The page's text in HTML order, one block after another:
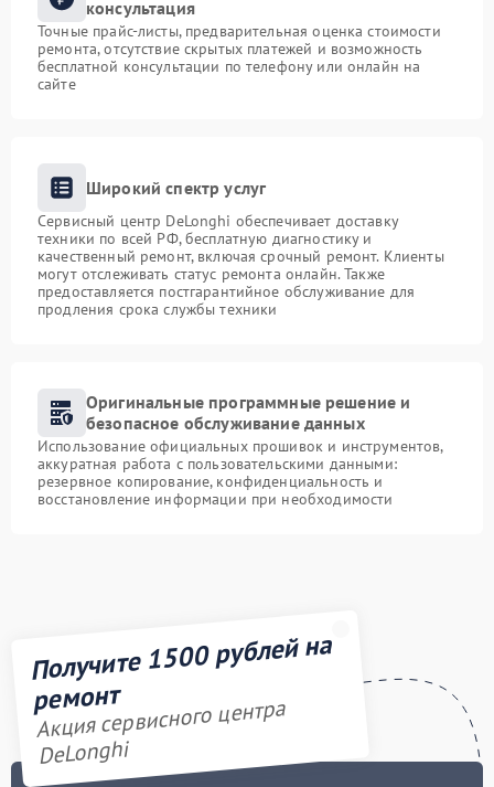
консультация
Точные прайс-листы, предварительная оценка стоимости
ремонта, отсутствие скрытых платежей и возможность
бесплатной консультации по телефону или онлайн на
сайте
Широкий спектр услуг
Сервисный центр DeLonghi обеспечивает доставку
техники по всей РФ, бесплатную диагностику и
качественный ремонт, включая срочный ремонт. Клиенты
могут отслеживать статус ремонта онлайн. Также
предоставляется постгарантийное обслуживание для
продления срока службы техники
Оригинальные программные решение и
безопасное обслуживание данных
Использование официальных прошивок и инструментов,
аккуратная работа с пользовательскими данными:
резервное копирование, конфиденциальность и
восстановление информации при необходимости
Получите 1500 рублей на
ремонт
Акция сервисного центра
DeLonghi